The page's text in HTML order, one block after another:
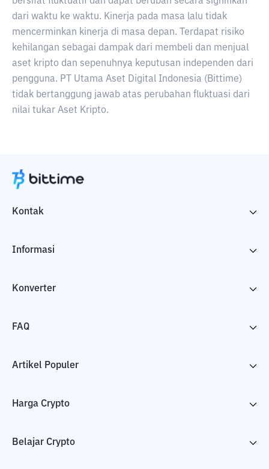
dari waktu ke waktu. Kinerja pada masa lalu tidak
mencerminkan kinerja di masa depan. Terdapat risiko
kehilangan sebagai dampak dari membeli dan menjual
aset kripto dan sepenuhnya keputusan independen dari
pengguna. PT Utama Aset Digital Indonesia (Bittime)
tidak bertanggung jawab atas perubahan fluktuasi dari
nilai tukar Aset Kripto.
Kontak
Informasi
Konverter
FAQ
Artikel Populer
Harga Crypto
Belajar Crypto